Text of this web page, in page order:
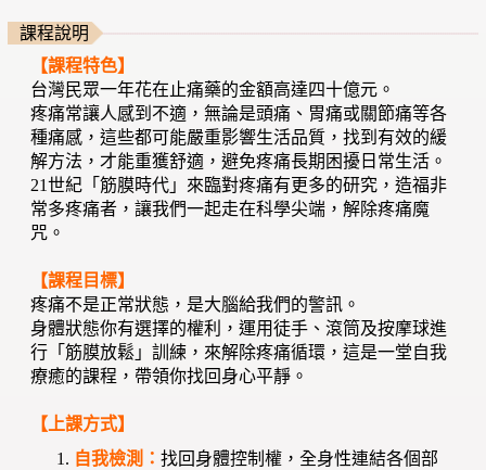
課程說明
【課程特色】
台灣民眾一年花在止痛藥的金額高達四十億元。
疼痛常讓人感到不適，無論是頭痛、胃痛或關節痛等各
種痛感，這些都可能嚴重影響生活品質，找到有效的緩
解方法，才能重獲舒適，避免疼痛長期困擾日常生活。
21世紀「筋膜時代」來臨對疼痛有更多的研究，造福非
常多疼痛者，讓我們一起走在科學尖端，解除疼痛魔
咒。
【課程目標】
疼痛不是正常狀態，是大腦給我們的警訊。
身體狀態你有選擇的權利，運用徒手、滾筒及按摩球進
行「筋膜放鬆」訓練，來解除疼痛循環，這是一堂自我
療癒的課程，帶領你找回身心平靜。
【上課方式】
自我檢測：找回身體控制權，全身性連結各個部